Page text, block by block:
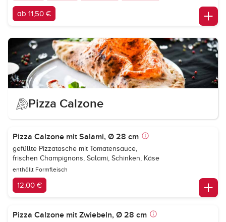
ab 11,50 €
Pizza Calzone
Pizza Calzone mit Salami, Ø 28 cm
gefüllte Pizzatasche mit Tomatensauce,
frischen Champignons, Salami, Schinken, Käse
enthällt Formfleisch
12,00 €
Pizza Calzone mit Zwiebeln, Ø 28 cm